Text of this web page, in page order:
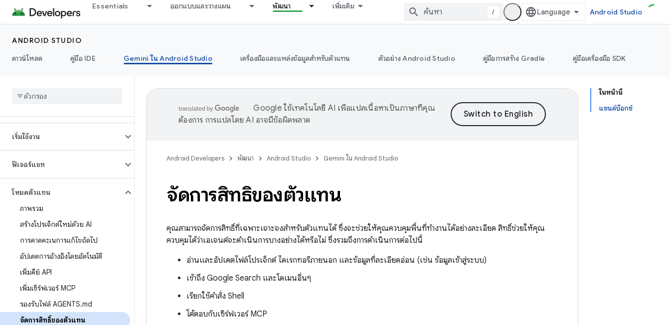
Essentials ออกแบบและวางแผน พัฒนา เพิ่มเติม
/ Android Studio
ANDROID STUDIO
ดาวน์โหลด
คู่มือ IDE Gemini ใน Android Studio เครื่องมือและแหล่งข้อมูลสำหรับตัวแทน ตัวอย่าง Android Studio คู่มือการสร้าง Gradle คู่มือเครื่องมือ SDK
เริ่มใช้งาน
ฟีเจอร์แชท
โหมดตัวแทน
ภาพรวม
สร้างโปรเจ็กต์ใหม่ด้วย AI
การคาดคะเนการแก้ไขถัดไป
อัปเดตการอ้างอิงโดยอัตโนมัติ
เพิ่มคีย์ API
เพิ่มเซิร์ฟเวอร์ MCP
รองรับไฟล์ AGENTS.md
จัดการสิทธิ์ของตัวแทน
ในหน้านี้
แซนด์บ็อกซ์
Google ใช้เทคโนโลยี AI เพื่อแปลเนื้อหาเป็นภาษาที่คุณ
ต้องการ การแปลโดย AI อาจมีข้อผิดพลาด
Android Developers พัฒนา Android Studio Gemini ใน Android Studio
จัดการสิทธิ์ของตัวแทน
คุณสามารถจัดการสิทธิ์ที่เฉพาะเจาะจงสำหรับตัวแทนได้ ซึ่งจะช่วยให้คุณควบคุมพื้นที่ทำงานได้อย่างละเอียด สิทธิ์ช่วยให้คุณ
ควบคุมได้ว่าเอเจนต์จะดำเนินการบางอย่างได้หรือไม่ ซึ่งรวมถึงการดำเนินการต่อไปนี้
อ่านและอัปเดตไฟล์โปรเจ็กต์ ไดเรกทอรีภายนอก และข้อมูลที่ละเอียดอ่อน (เช่น ข้อมูลเข้าสู่ระบบ)
เข้าถึง Google Search และโดเมนอื่นๆ
เรียกใช้คำสั่ง Shell
โต้ตอบกับเซิร์ฟเวอร์ MCP